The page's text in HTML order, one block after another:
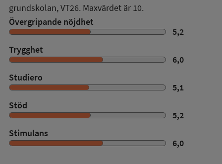
grundskolan,VT26. Maxvärdet är 10.
Övergripande nöjdhet
5,2
Trygghet
6,0
Studiero
5,1
Stöd
5,2
Stimulans
6,0